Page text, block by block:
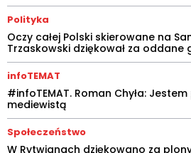
Polityka
Oczy całej Polski skierowane na
Trzaskowski dziękował za oddane
infoTEMAT
#infoTEMAT. Roman Chyła:
mediewistą
Społeczeństwo
W Rytwianach dziękowano za